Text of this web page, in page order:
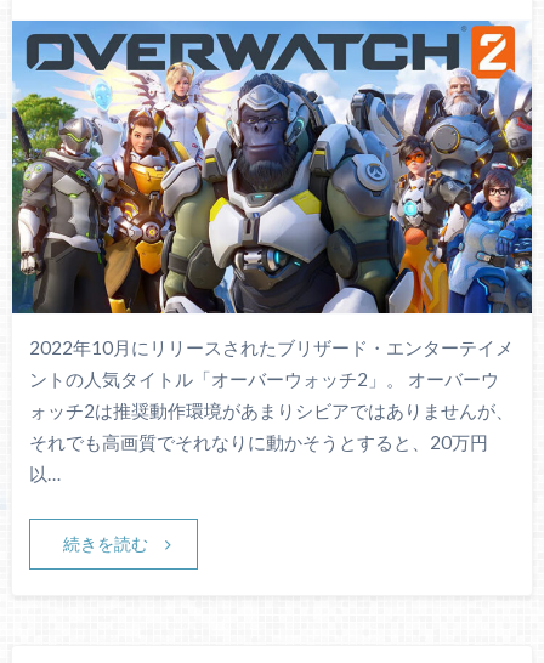
2022年10月にリリースされたブリザード・エンターテイメ
ントの人気タイトル「オーバーウォッチ2」。 オーバーウ
ォッチ2は推奨動作環境があまりシビアではありませんが、
それでも高画質でそれなりに動かそうとすると、20万円
以…
続きを読む